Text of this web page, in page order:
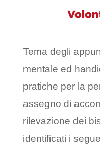
Tema degli
mentale ed
pratiche per la
assegno di
rilevazione dei
identificati i